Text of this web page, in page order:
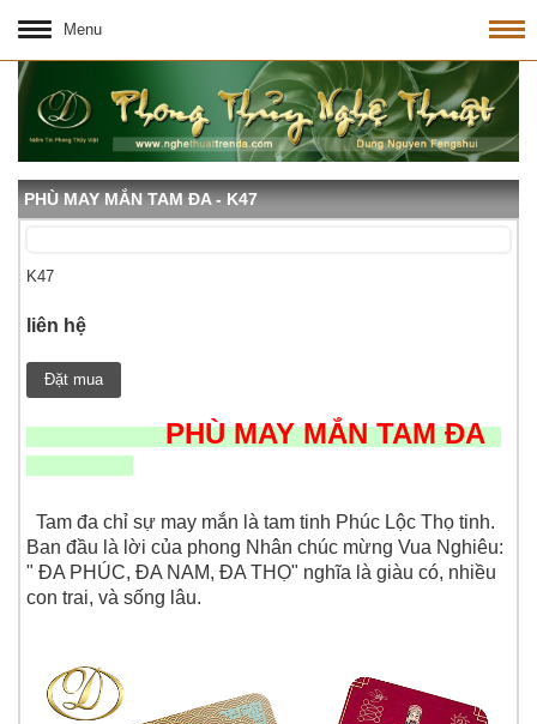
Menu
PHÙ MAY MẮN TAM ĐA - K47
K47
liên hệ
Đặt mua
PHÙ MAY MẮN TAM ĐA
Tam đa chỉ sự may mắn là tam tinh Phúc Lộc Thọ tinh.
Ban đầu là lời của phong Nhân chúc mừng Vua Nghiêu:
" ĐA PHÚC, ĐA NAM, ĐA THỌ" nghĩa là giàu có, nhiều
con trai, và sống lâu.